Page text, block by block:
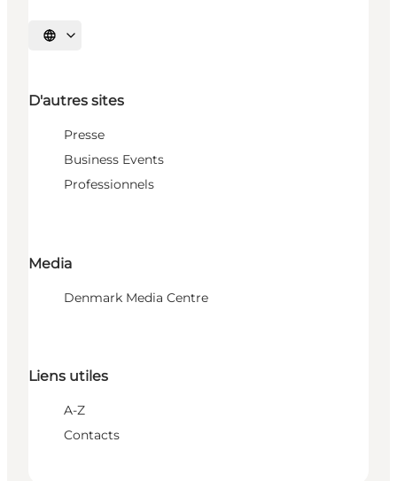
Choisissez la langue
D'autres sites
Presse
Business Events
Professionnels
Media
Denmark Media Centre
Liens utiles
A-Z
Contacts